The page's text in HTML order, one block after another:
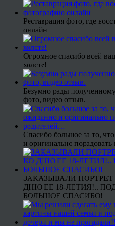
Реставрация фото, где
онлайн
Огромное спасибо всей
холсте!
Безумно рады
фото, видео отзыв.
Спасибо большое за то,
и оригинально
ЗАКАЗЫВАЛИ
ДНЮ ЕЕ 18-ЛЕТИЯ!..
БОЛЬШОЕ СПАСИБО!